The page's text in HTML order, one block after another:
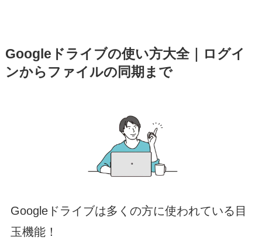
Googleドライブの使い方大全｜ログイ
ンからファイルの同期まで
Googleドライブは多くの方に使われている目
玉機能！